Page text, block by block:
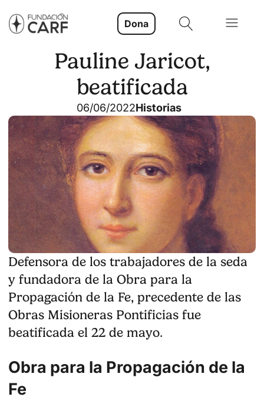
Dona
Pauline Jaricot,
beatificada
06/06/2022Historias
Defensora de los trabajadores de la seda
y fundadora de la Obra para la
Propagación de la Fe, precedente de las
Obras Misioneras Pontificias fue
beatificada el 22 de mayo.
Obra para la Propagación de la
Fe